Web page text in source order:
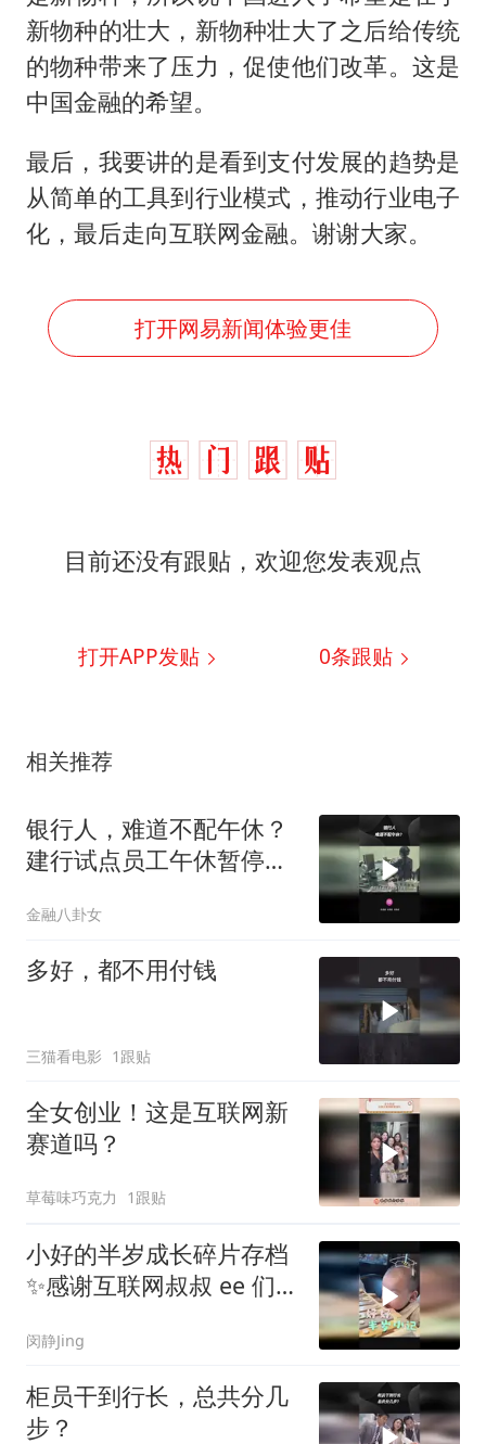
新物种的壮大，新物种壮大了之后给传统
的物种带来了压力，促使他们改革。这是
中国金融的希望。
最后，我要讲的是看到支付发展的趋势是
从简单的工具到行业模式，推动行业电子
化，最后走向互联网金融。谢谢大家。
打开网易新闻体验更佳
目前还没有跟贴，欢迎您发表观点
打开APP发贴 0条跟贴
相关推荐
银行人，难道不配午休？
建行试点员工午休暂停柜
金融八卦女
多好，都不用付钱
三猫看电影 1跟贴
全女创业！这是互联网新
赛道吗？
草莓味巧克力 1跟贴
小好的半岁成长碎片存档
✨感谢互联网叔叔 ee 们的
闵静Jing
柜员干到行长，总共分几
步？